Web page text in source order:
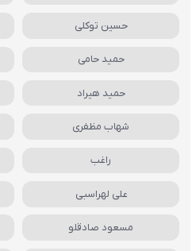
حسین توکلی
حمید حامی
حمید هیراد
شهاب مظفری
راغب
علی لهراسبی
مسعود صادقلو